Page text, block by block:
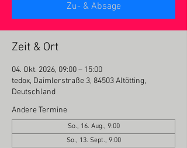
Zu- & Absage
Zeit & Ort
04. Okt. 2026, 09:00 – 15:00
tedox, Daimlerstraße 3, 84503 Altötting,
Deutschland
Andere Termine
So., 16. Aug., 9:00
So., 13. Sept., 9:00